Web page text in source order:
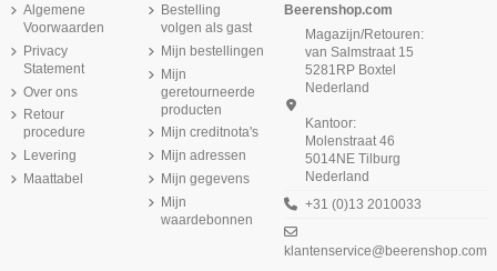
Beeren Heren Boxer Green Comfort
M181 Marine
Beeren Dames boxershort Young
6Pack Zwart
Beeren Heren boxershort Young
(zachte micro stof) 2Pack Zwart
Beeren Dames Elegance Maxi Slip
Rood
Beeren Dames Maxi String Elegance
Beeren Dames Top Elegance Beige
€ 17,95
Beeren Dames Elegance Maxi Slip
Beeren Dames Elegance Maxi Slip
Ivoor
Algemene
Voorwaarden
Privacy
Statement
Over ons
Retour
procedure
Levering
Maattabel
Bestelling
volgen als gast
Mijn bestellingen
Mijn
geretourneerde
producten
Mijn creditnota's
Mijn adressen
Mijn gegevens
Mijn
waardebonnen
Beerenshop.com
Magazijn/Retouren:
van Salmstraat 15
5281RP Boxtel
Nederland
Kantoor:
Molenstraat 46
5014NE Tilburg
Nederland
+31 (0)13 2010033
klantenservice@beerenshop.com